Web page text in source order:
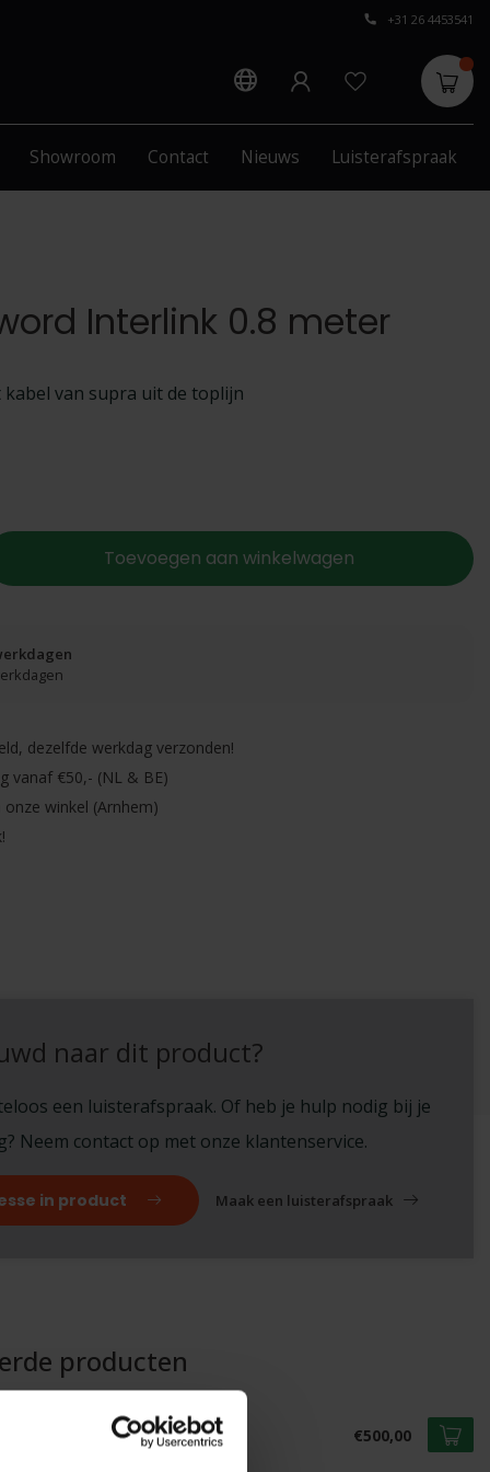
+31 26 4453541
Showroom Contact Nieuws Luisterafspraak
Interlink 0.8 meter
kabel van supra uit de toplijn
Toevoegen aan winkelwagen
dezelfde werkdag verzonden!
vanaf €50,- (NL & BE)
winkel (Arnhem)
naar dit product?
een luisterafspraak. Of heb je hulp nodig bij je
Neem contact op met onze klantenservice.
in product Maak een luisterafspraak
producten
Flow 202 RCA €500,00